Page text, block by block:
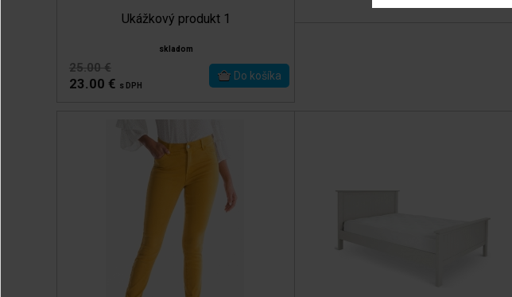
Ukážkový produkt 1
skladom
25.00 €
23.00 € s DPH